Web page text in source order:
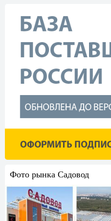
Фото рынка Садовод